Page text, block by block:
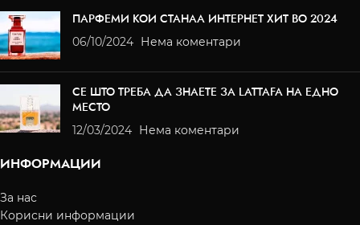
ПАРФЕМИ КОИ СТАНАА ИНТЕРНЕТ ХИТ ВО 2024
06/10/2024 Нема коментари
СЕ ШТО ТРЕБА ДА ЗНАЕТЕ ЗА LATTAFA НА ЕДНО
МЕСТО
12/03/2024 Нема коментари
ИНФОРМАЦИИ
За нас
Корисни информации